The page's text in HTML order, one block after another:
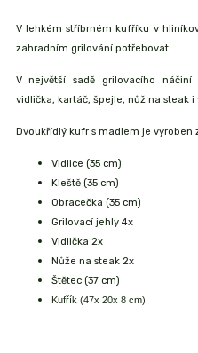
V lehkém stříbrném kufříku v
zahradním grilování potřebovat.
V největší sadě grilovacího náčiní
vidlička, kartáč, špejle, nůž na steak i
Dvoukřídlý kufr s madlem je vyroben
Vidlice (35 cm)
Kleště (35 cm)
Obracečka (35 cm)
Grilovací jehly 4x
Vidlička 2x
Nůže na steak 2x
Štětec (37 cm)
Kufřík (47x 20x 8 cm)